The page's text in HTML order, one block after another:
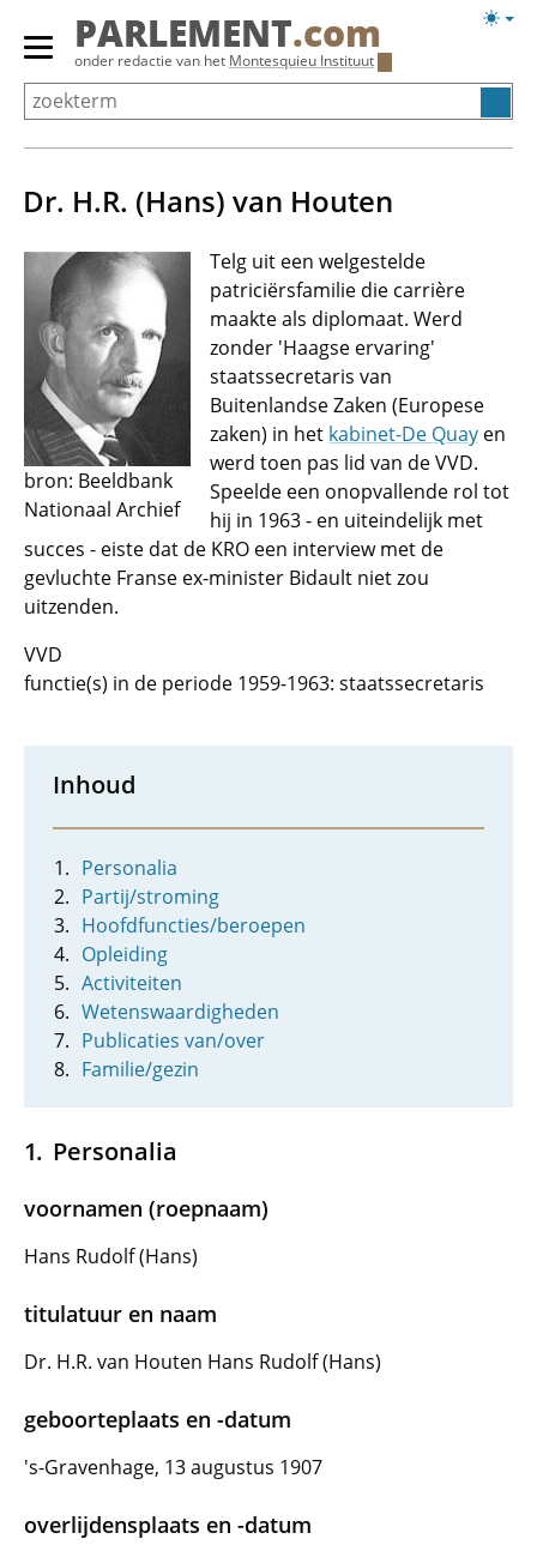
Overslaan
Primair
menu
tonen/verbergen
PARLEMENT.com
onder redactie van het Montesquieu Instituut
Dr. H.R. (Hans) van Houten
bron: Beeldbank
Nationaal Archief
Telg uit een welgestelde
patriciërsfamilie die carrière
maakte als diplomaat. Werd
zonder 'Haagse ervaring'
staatssecretaris van
Buitenlandse Zaken (Europese
zaken) in het kabinet-De Quay en
werd toen pas lid van de VVD.
Speelde een onopvallende rol tot
hij in 1963 - en uiteindelijk met
succes - eiste dat de KRO een interview met de
gevluchte Franse ex-minister Bidault niet zou
uitzenden.
VVD
functie(s) in de periode 1959-1963: staatssecretaris
Inhoud
Personalia
Partij/stroming
Hoofdfuncties/beroepen
Opleiding
Activiteiten
Wetenswaardigheden
Publicaties van/over
Familie/gezin
Personalia
voornamen (roepnaam)
Hans Rudolf (Hans)
titulatuur en naam
Dr. H.R. van Houten Hans Rudolf (Hans)
geboorteplaats en -datum
's-Gravenhage, 13 augustus 1907
overlijdensplaats en -datum